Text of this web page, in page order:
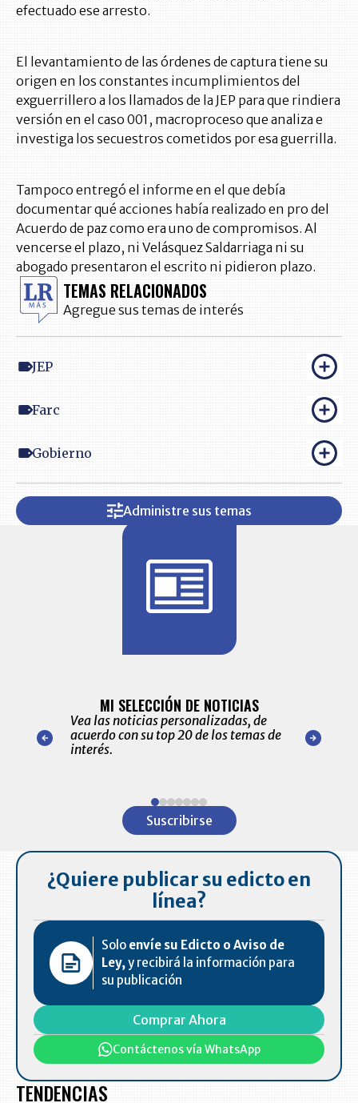
efectuado ese arresto.
El levantamiento de las órdenes de captura tiene su
origen en los constantes incumplimientos del
exguerrillero a los llamados de la JEP para que rindiera
versión en el caso 001, macroproceso que analiza e
investiga los secuestros cometidos por esa guerrilla.
Tampoco entregó el informe en el que debía
documentar qué acciones había realizado en pro del
Acuerdo de paz como era uno de compromisos. Al
vencerse el plazo, ni Velásquez Saldarriaga ni su
abogado presentaron el escrito ni pidieron plazo.
TEMAS RELACIONADOS
Agregue sus temas de interés
JEP
Farc
Gobierno
Administre sus temas
nuestro
para
MI SELECCIÓN DE NOTICIAS
Vea las noticias personalizadas, de
acuerdo con su top 20 de los temas de
interés.
de las
Suscribirse
¿Quiere publicar su edicto en
línea?
Solo envíe su Edicto o Aviso de
Ley,y recibirá la información para
su publicación
Comprar Ahora
Contáctenos vía WhatsApp
TENDENCIAS